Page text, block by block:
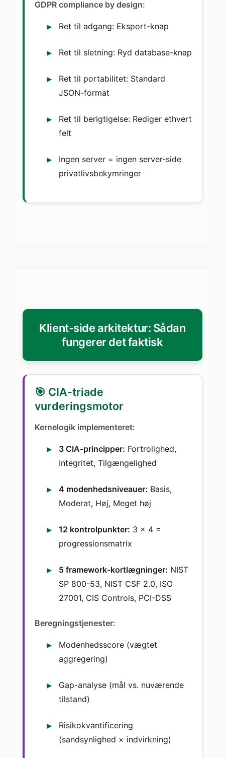
GDPR compliance by design:
Ret til adgang: Eksport-knap
Ret til sletning: Ryd database-knap
Ret til portabilitet: Standard
JSON-format
Ret til berigtigelse: Rediger ethvert
felt
Ingen server = ingen server-side
privatlivsbekymringer
Klient-side arkitektur: Sådan
fungerer det faktisk
🎯 CIA-triade
vurderingsmotor
Kernelogik implementeret:
3 CIA-principper: Fortrolighed,
Integritet, Tilgængelighed
4 modenhedsniveauer: Basis,
Moderat, Høj, Meget høj
12 kontrolpunkter: 3 × 4 =
progressionsmatrix
5 framework-kortlægninger: NIST
SP 800-53, NIST CSF 2.0, ISO
27001, CIS Controls, PCI-DSS
Beregningstjenester:
Modenhedsscore (vægtet
aggregering)
Gap-analyse (mål vs. nuværende
tilstand)
Risikokvantificering
(sandsynlighed × indvirkning)